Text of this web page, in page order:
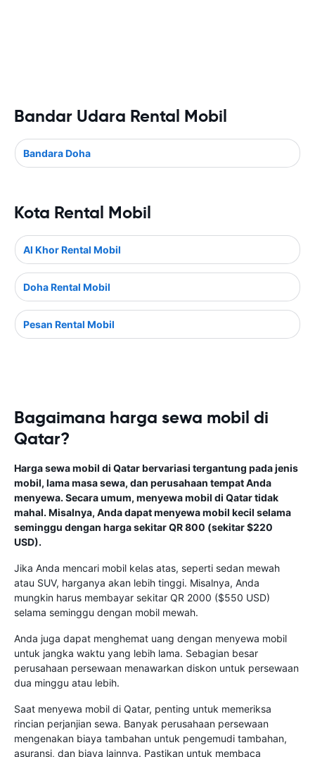
Bandar Udara Rental Mobil
Bandara Doha
Kota Rental Mobil
Al Khor Rental Mobil
Doha Rental Mobil
Pesan Rental Mobil
Bagaimana harga sewa mobil di
Qatar?
Harga sewa mobil di Qatar bervariasi tergantung pada jenis
mobil, lama masa sewa, dan perusahaan tempat Anda
menyewa. Secara umum, menyewa mobil di Qatar tidak
mahal. Misalnya, Anda dapat menyewa mobil kecil selama
seminggu dengan harga sekitar QR 800 (sekitar $220
USD).
Jika Anda mencari mobil kelas atas, seperti sedan mewah
atau SUV, harganya akan lebih tinggi. Misalnya, Anda
mungkin harus membayar sekitar QR 2000 ($550 USD)
selama seminggu dengan mobil mewah.
Anda juga dapat menghemat uang dengan menyewa mobil
untuk jangka waktu yang lebih lama. Sebagian besar
perusahaan persewaan menawarkan diskon untuk persewaan
dua minggu atau lebih.
Saat menyewa mobil di Qatar, penting untuk memeriksa
rincian perjanjian sewa. Banyak perusahaan persewaan
mengenakan biaya tambahan untuk pengemudi tambahan,
asuransi, dan biaya lainnya. Pastikan untuk membaca